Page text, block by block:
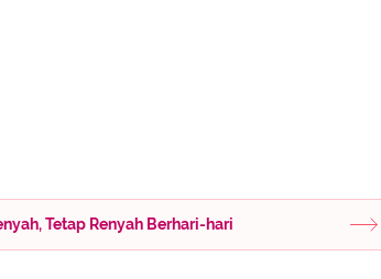
Tetap Renyah Berhari-hari